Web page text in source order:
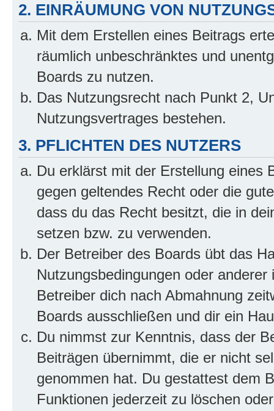
2. EINRÄUMUNG VON
Mit dem Erstellen eines Beitrags
räumlich unbeschränktes und
Boards zu nutzen.
Das Nutzungsrecht nach Punkt 2,
Nutzungsvertrages bestehen.
3. PFLICHTEN DES NUTZERS
Du erklärst mit der Erstellung eines
gegen geltendes Recht oder die
dass du das Recht besitzt, die in
setzen bzw. zu verwenden.
Der Betreiber des Boards übt das
Nutzungsbedingungen oder
Betreiber dich nach Abmahnung
Boards ausschließen und dir ein
Du nimmst zur Kenntnis, dass der
Beiträgen übernimmt, die er nicht
genommen hat. Du gestattest dem
Funktionen jederzeit zu löschen